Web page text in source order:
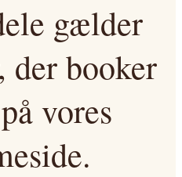
gælder
der booker
vores